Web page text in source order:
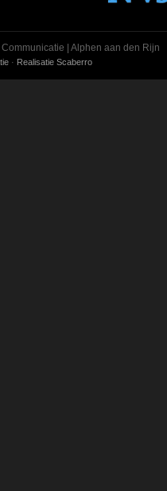
| Alphen aan den Rijn
· Realisatie Scaberro